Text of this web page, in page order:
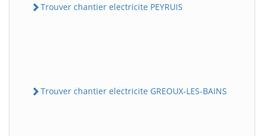
Trouver chantier electricite PEYRUIS
Trouver chantier electricite GREOUX-LES-BAINS